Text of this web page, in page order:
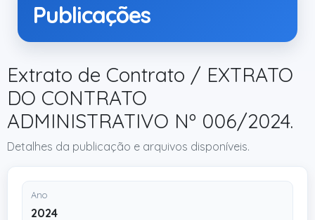
Publicações
Extrato de Contrato / EXTRATO
DO CONTRATO
ADMINISTRATIVO Nº 006/2024.
Detalhes da publicação e arquivos disponíveis.
Ano
2024